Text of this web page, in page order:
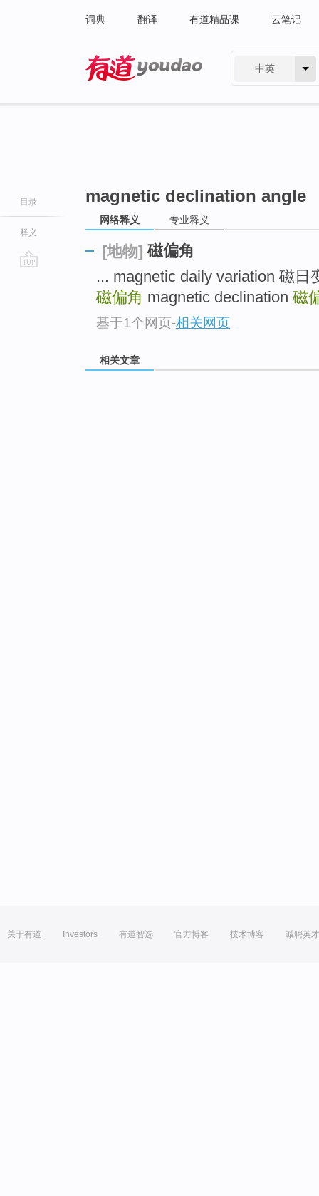
词典 翻译 有道精品课 云笔记
中英
目录
释义
magnetic declination angle
网络释义 专业释义
[地物] 磁偏角
... magnetic daily variation 磁日
磁偏角 magnetic declination 磁
基于1个网页-相关网页
相关文章
关于有道 Investors 有道智选 官方博客 技术博客 诚聘英才